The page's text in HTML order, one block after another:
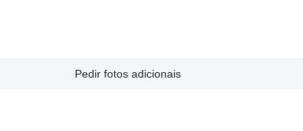
Pedir fotos adicionais